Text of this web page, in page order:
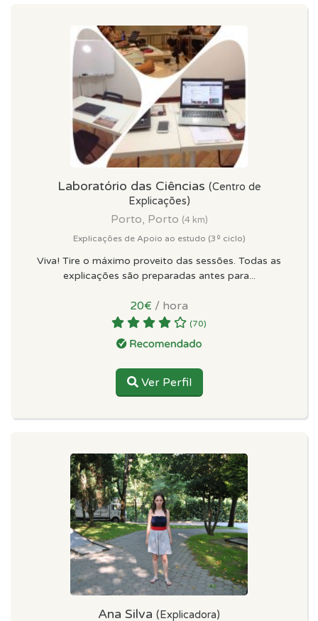
Laboratório das Ciências (Centro de
Explicações)
Porto, Porto (4 km)
Explicações de Apoio ao estudo (3º ciclo)
Viva! Tire o máximo proveito das sessões. Todas as
explicações são preparadas antes para...
20€ / hora
(70)
Ver Perfil
Ana Silva (Explicadora)